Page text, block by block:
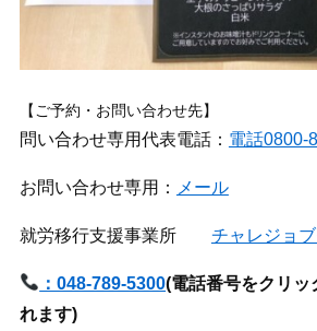
【ご予約・お問い合わせ先】
問い合わせ専用代表電話： 電話0800-
お問い合わせ専用： メール
就労移行支援事業所 チャレジョブ
：048-789-5300(電話番号をクリッ
れます)